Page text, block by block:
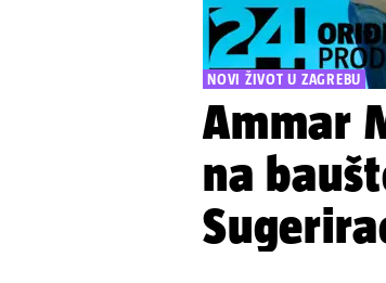
NOVI ŽIVOT U ZAGREBU
Ammar
na